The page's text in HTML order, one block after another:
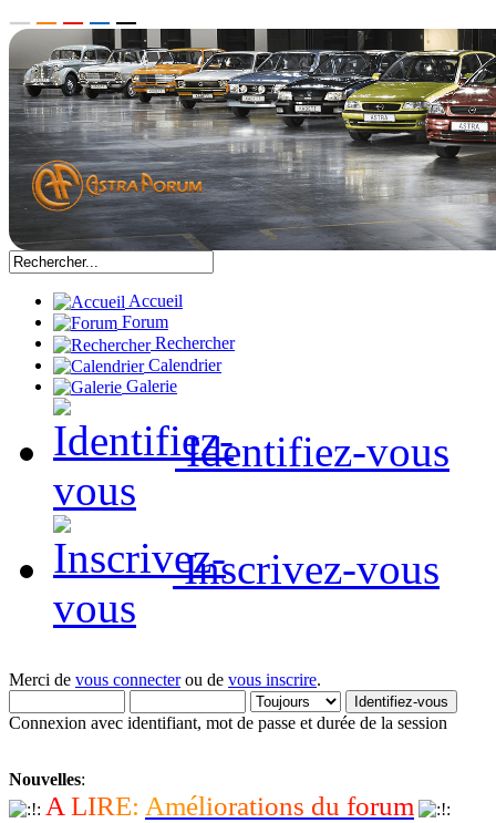
Accueil
Forum
Rechercher
Calendrier
Galerie
Identifiez-vous
Inscrivez-vous
Merci de vous connecterou de vous inscrire.
Connexion avec identifiant, mot de passe et durée de la session
Nouvelles:
A LIRE: Améliorations du forum